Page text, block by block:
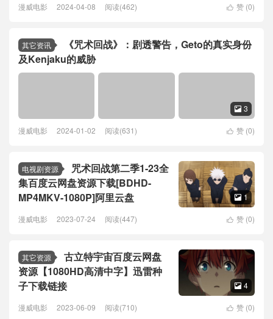
 赞 (0)
漫威电影 2024-04-08 阅读(462)
其它资讯
《咒术回战》：剧透警告，Geto的真实身份
及Kenjaku的威胁
 3
 赞 (0)
漫威电影 2024-01-02 阅读(631)
电视剧资源
咒术回战第二季1-23全
集百度云网盘资源下载[BDHD-
MP4MKV-1080P]阿里云盘
 1
 赞 (0)
漫威电影 2023-07-24 阅读(447)
其它资源
古立特宇宙百度云网盘
资源【1080HD高清中字】迅雷种
子下载链接
 4
 赞 (0)
漫威电影 2023-06-09 阅读(710)